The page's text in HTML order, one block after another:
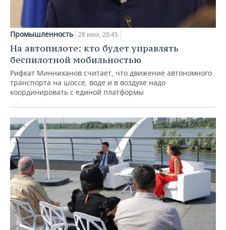
Промышленность 28 июл, 20:45
На автопилоте: кто будет управлять
беспилотной мобильностью
Рифкат Минниханов считает, что движение автономного
транспорта на шоссе, воде и в воздухе надо
координировать с единой платформы